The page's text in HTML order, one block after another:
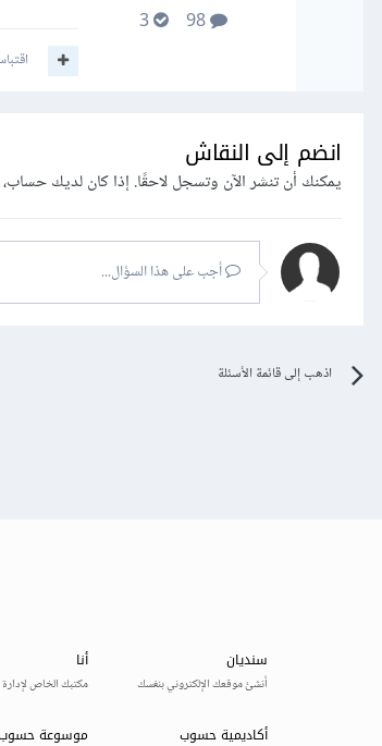
98
3
انضم إلى النقاش
يمكنك أن تنشر الآن وتسجل لاحقًا. إذا كان لديك حساب،
أجب على هذا السؤال...
اذهب إلى قائمة الأسئلة